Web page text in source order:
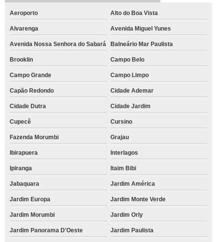
Aeroporto Alto do Boa Vista
Alvarenga Avenida Miguel Yunes
Avenida Nossa Senhora do Sabará Balneário Mar Paulista
Brooklin Campo Belo
Campo Grande Campo Limpo
Capão Redondo Cidade Ademar
Cidade Dutra Cidade Jardim
Cupecê Cursino
Fazenda Morumbi Grajau
Ibirapuera Interlagos
Ipiranga Itaim Bibi
Jabaquara Jardim América
Jardim Europa Jardim Monte Verde
Jardim Morumbi Jardim Orly
Jardim Panorama D'Oeste Jardim Paulista